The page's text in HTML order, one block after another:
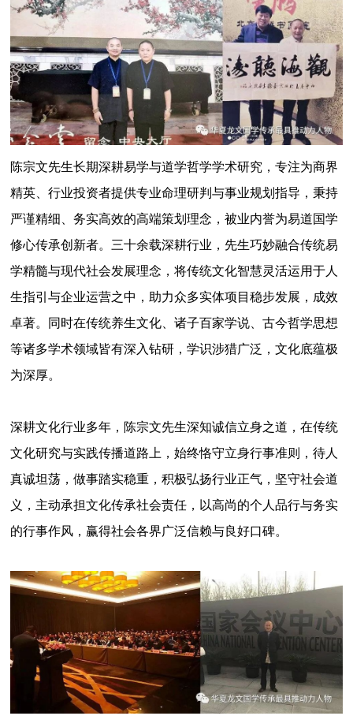
陈宗文先生长期深耕易学与道学哲学学术研究，专注为商界
精英、行业投资者提供专业命理研判与事业规划指导，秉持
严谨精细、务实高效的高端策划理念，被业内誉为易道国学
修心传承创新者。三十余载深耕行业，先生巧妙融合传统易
学精髓与现代社会发展理念，将传统文化智慧灵活运用于人
生指引与企业运营之中，助力众多实体项目稳步发展，成效
卓著。同时在传统养生文化、诸子百家学说、古今哲学思想
等诸多学术领域皆有深入钻研，学识涉猎广泛，文化底蕴极
为深厚。
深耕文化行业多年，陈宗文先生深知诚信立身之道，在传统
文化研究与实践传播道路上，始终恪守立身行事准则，待人
真诚坦荡，做事踏实稳重，积极弘扬行业正气，坚守社会道
义，主动承担文化传承社会责任，以高尚的个人品行与务实
的行事作风，赢得社会各界广泛信赖与良好口碑。